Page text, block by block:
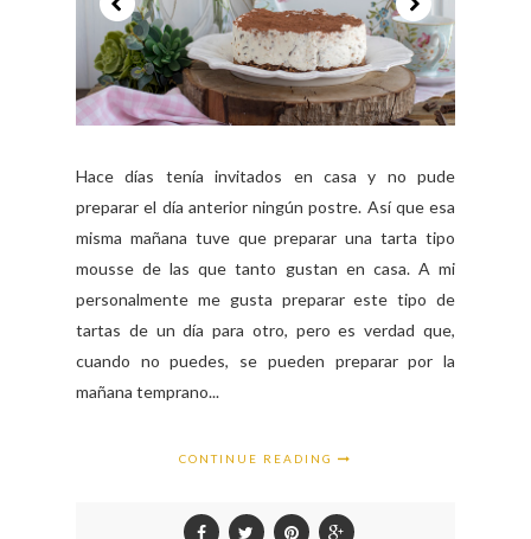
Hace días tenía invitados en casa y no pude
preparar el día anterior ningún postre. Así que esa
misma mañana tuve que preparar una tarta tipo
mousse de las que tanto gustan en casa. A mi
personalmente me gusta preparar este tipo de
tartas de un día para otro, pero es verdad que,
cuando no puedes, se pueden preparar por la
mañana temprano...
CONTINUE READING